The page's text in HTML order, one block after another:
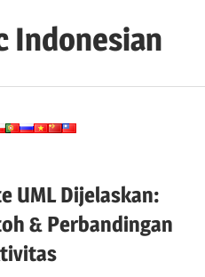
Indonesian
UML Dijelaskan:
& Perbandingan